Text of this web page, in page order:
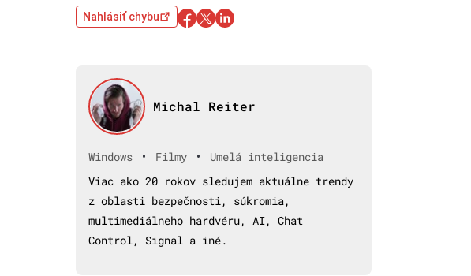
Nahlásiť chybu
Michal Reiter
Windows • Filmy •
Umelá inteligencia
Viac ako 20 rokov sledujem aktuálne trendy
z oblasti bezpečnosti, súkromia,
multimediálneho hardvéru, AI, Chat
Control, Signal a iné.